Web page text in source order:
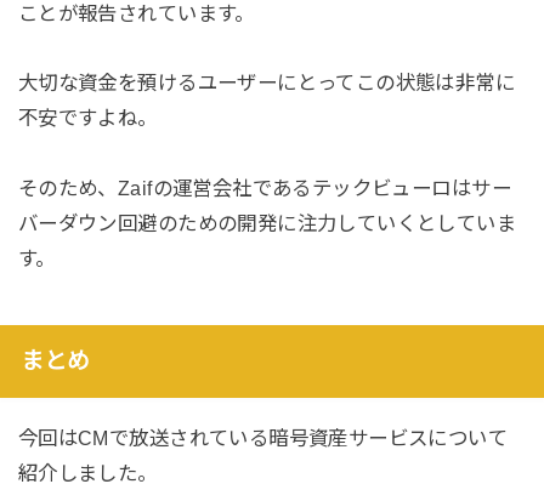
ことが報告されています。
大切な資金を預けるユーザーにとってこの状態は非常に
不安ですよね。
そのため、Zaifの運営会社であるテックビューロはサー
バーダウン回避のための開発に注力していくとしていま
す。
まとめ
今回はCMで放送されている暗号資産サービスについて
紹介しました。